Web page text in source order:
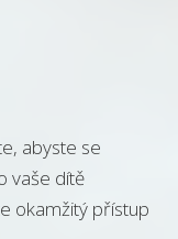
abyste se
vaše dítě
okamžitý přístup